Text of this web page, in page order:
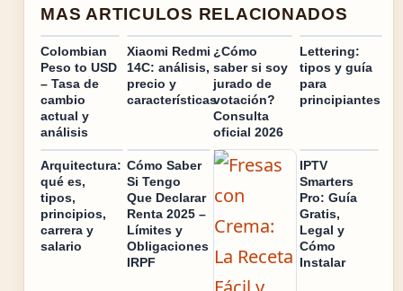
MAS ARTICULOS RELACIONADOS
Colombian
Peso to USD
– Tasa de
cambio
actual y
análisis
Xiaomi Redmi
14C: análisis,
precio y
características
¿Cómo
saber si soy
jurado de
votación?
Consulta
oficial 2026
Lettering:
tipos y guía
para
principiantes
Arquitectura:
qué es,
tipos,
principios,
carrera y
salario
Cómo Saber
Si Tengo
Que Declarar
Renta 2025 –
Límites y
Obligaciones
IRPF
IPTV
Smarters
Pro: Guía
Gratis,
Legal y
Cómo
Instalar